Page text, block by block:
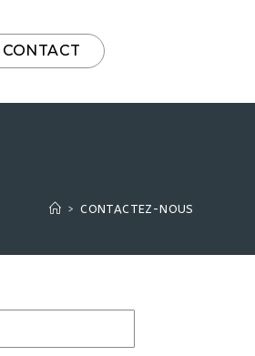
CONTACT
> CONTACTEZ-NOUS